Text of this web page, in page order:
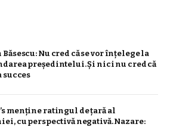
Nu cred că se vor înţelege la
preşedintelui. Şi nici nu cred că
succes
menține ratingul de țară al
cu perspectivă negativă. Nazare: